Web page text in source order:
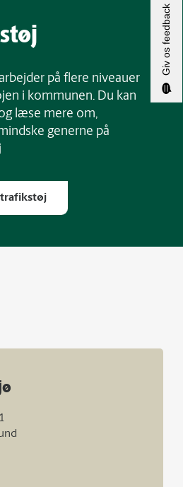
på flere niveauer
i kommunen. Du kan
læse mere om,
generne på
Giv os feedback